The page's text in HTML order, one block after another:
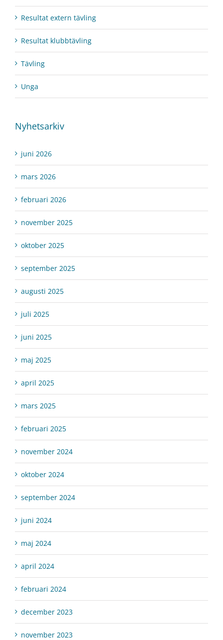
Resultat extern tävling
Resultat klubbtävling
Tävling
Unga
Nyhetsarkiv
juni 2026
mars 2026
februari 2026
november 2025
oktober 2025
september 2025
augusti 2025
juli 2025
juni 2025
maj 2025
april 2025
mars 2025
februari 2025
november 2024
oktober 2024
september 2024
juni 2024
maj 2024
april 2024
februari 2024
december 2023
november 2023